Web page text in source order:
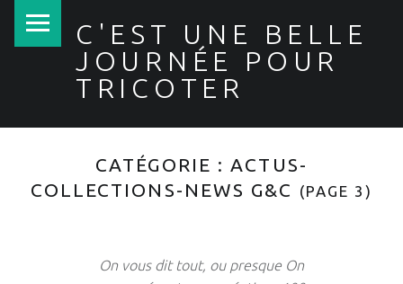
C'EST UNE BELLE
JOURNÉE POUR
TRICOTER
CATÉGORIE : ACTUS-
COLLECTIONS-NEWS G&C
(PAGE 3)
On vous dit tout, ou presque On